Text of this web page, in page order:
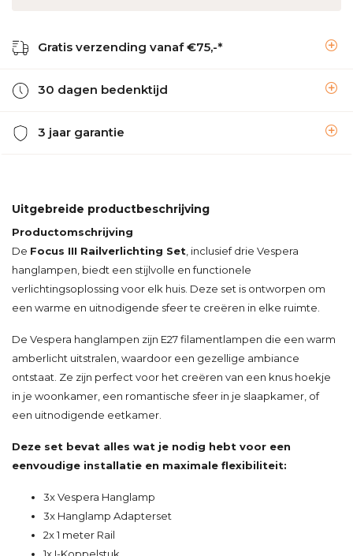
Gratis verzending vanaf €75,-*
30 dagen bedenktijd
3 jaar garantie
Uitgebreide productbeschrijving
Productomschrijving
De Focus III Railverlichting Set , inclusief drie Vespera
hanglampen, biedt een stijlvolle en functionele
verlichtingsoplossing voor elk huis. Deze set is ontworpen om
een warme en uitnodigende sfeer te creëren in elke ruimte.
De Vespera hanglampen zijn E27 filamentlampen die een warm
amberlicht uitstralen, waardoor een gezellige ambiance
ontstaat. Ze zijn perfect voor het creëren van een knus hoekje
in je woonkamer, een romantische sfeer in je slaapkamer, of
een uitnodigende eetkamer.
Deze set bevat alles wat je nodig hebt voor een
eenvoudige installatie en maximale flexibiliteit:
3x Vespera Hanglamp
3x Hanglamp Adapterset
2x 1 meter Rail